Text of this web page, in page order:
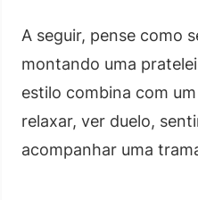
A seguir, pense como
montando uma
estilo combina com
relaxar, ver duelo,
acompanhar uma